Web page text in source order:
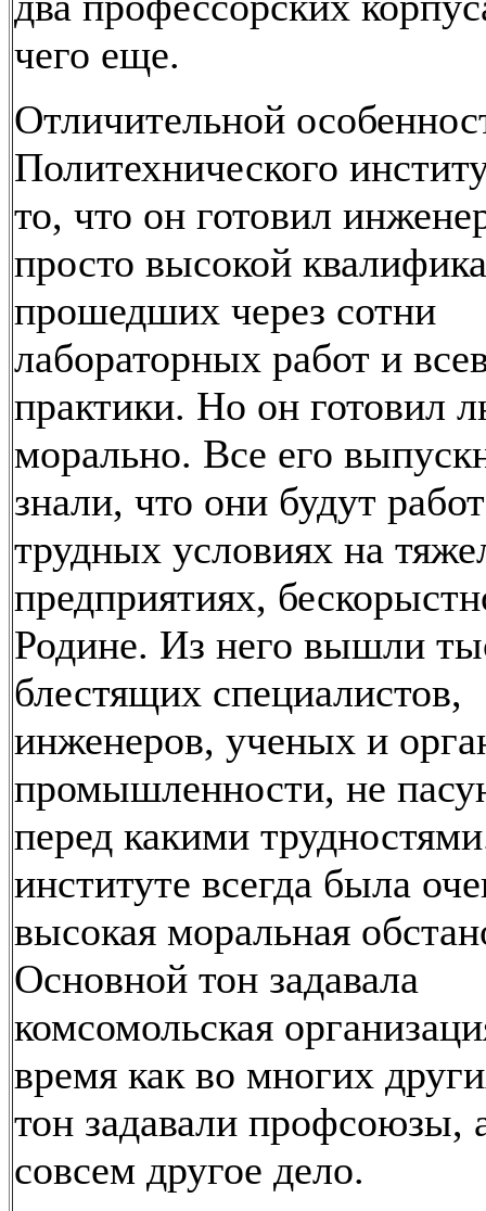
чего еще.
Отличительной
Политехнического
то, что он готовил
просто высокой
прошедших через сотни
лабораторных работ и
практики. Но он готовил
морально. Все его
знали, что они будут
трудных условиях на
предприятиях,
Родине. Из него вышли
блестящих специалистов,
инженеров, ученых и
промышленности, не
перед какими
институте всегда была
высокая моральная
Основной тон задавала
комсомольская
время как во многих
тон задавали профсоюзы,
совсем другое дело.